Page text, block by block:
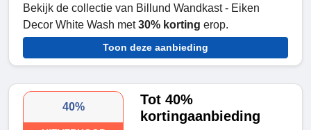
Bekijk de collectie van Billund Wandkast - Eiken
Decor White Wash met30% korting erop.
Toon deze aanbieding
40%
Tot 40%
kortingaanbieding